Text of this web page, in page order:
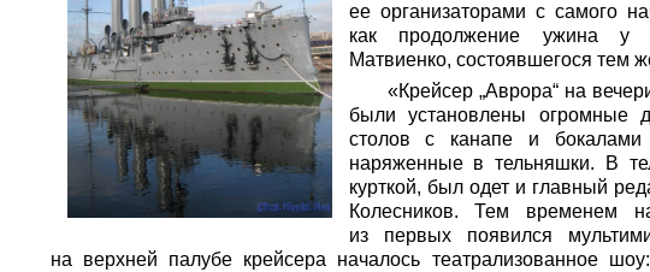
ее организаторами с самого
как продолжение ужина у
Матвиенко, состоявшегося тем
«Крейсер „Аврора“ на
были установлены огромные
столов с канапе и
наряженные в тельняшки. В
курткой, был одет и главный
Колесников. Тем временем
из первых появился
на верхней палубе крейсера началось театрализованное